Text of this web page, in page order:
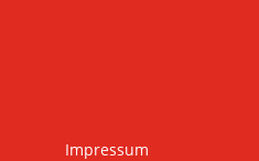
Impressum